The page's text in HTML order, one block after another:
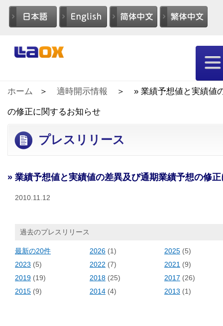
ホーム 適時開示情報 » 業績予想値と実績値
の修正に関するお知らせ
プレスリリース
» 業績予想値と実績値の差異及び通期業績予想の修
2010.11.12
過去のプレスリリース
最新の20件 2026 (1) 2025 (5)
2023 (5) 2022 (7) 2021 (9)
2019 (19) 2018 (25) 2017 (26)
2015 (9) 2014 (4) 2013 (1)